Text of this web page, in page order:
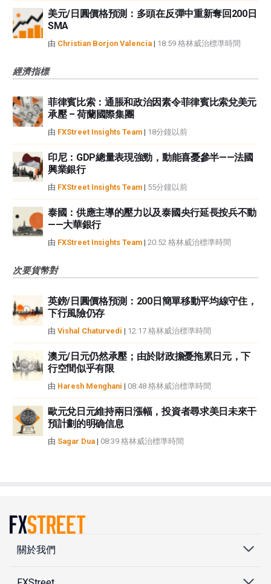
美元/日圓價格預測：多頭在反彈中重新奪回200日
SMA
由 Christian Borjon Valencia | 18:59 格林威治標準時間
經濟指標
菲律賓比索：通脹和政治因素令菲律賓比索兌美元
承壓 – 荷蘭國際集團
由 FXStreet Insights Team | 18分鐘以前
印尼：GDP總量表現強勁，動能喜憂參半——法國
興業銀行
由 FXStreet Insights Team | 55分鐘以前
泰國：供應主導的壓力以及泰國央行延長按兵不動
——大華銀行
由 FXStreet Insights Team | 20:52 格林威治標準時間
次要貨幣對
英鎊/日圓價格預測：200日簡單移動平均線守住，
下行風險仍存
由 Vishal Chaturvedi | 12:17 格林威治標準時間
澳元/日元仍然承壓；由於財政擔憂拖累日元，下
行空間似乎有限
由 Haresh Menghani | 08:48 格林威治標準時間
歐元兌日元維持兩日漲幅，投資者尋求美日未來干
預計劃的明确信息
由 Sagar Dua | 08:39 格林威治標準時間
關於我們